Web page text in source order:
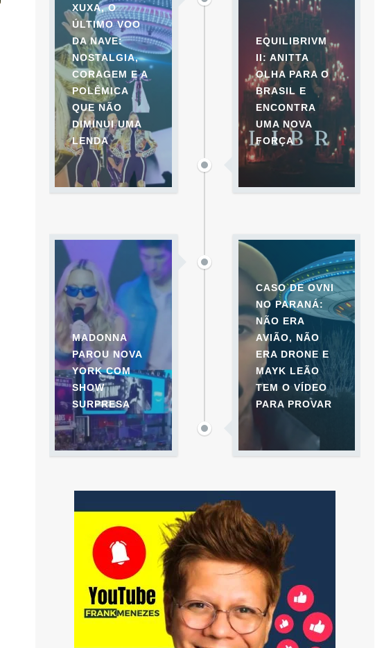
XUXA, O
ÚLTIMO VOO
DA NAVE:
NOSTALGIA,
CORAGEM E A
POLÊMICA
QUE NÃO
DIMINUI UMA
LENDA
EQUILIBRIVM
II: ANITTA
OLHA PARA O
BRASIL E
ENCONTRA
UMA NOVA
FORÇA
MADONNA
PAROU NOVA
YORK COM
SHOW
SURPRESA
CASO DE OVNI
NO PARANÁ:
NÃO ERA
AVIÃO, NÃO
ERA DRONE E
MAYK LEÃO
TEM O VÍDEO
PARA PROVAR